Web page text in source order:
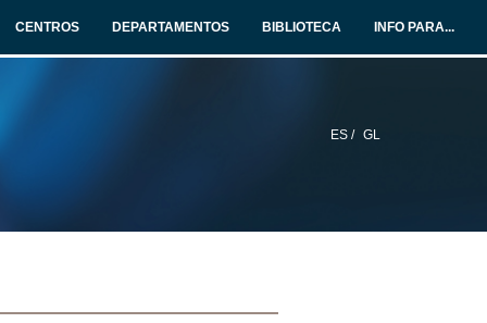
CENTROS DEPARTAMENTOS BIBLIOTECA INFO PARA...
ES / GL